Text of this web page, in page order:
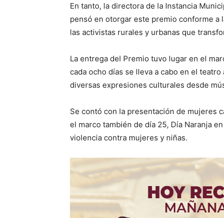
En tanto, la directora de la Instancia
pensó en otorgar este premio conforme a
las activistas rurales y urbanas que
La entrega del Premio tuvo lugar en el
cada ocho días se lleva a cabo en el
diversas expresiones culturales desde
Se contó con la presentación de mujeres
el marco también de día 25, Día Naranja
violencia contra mujeres y niñas.